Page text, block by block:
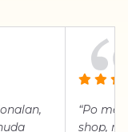
“Po
shop,